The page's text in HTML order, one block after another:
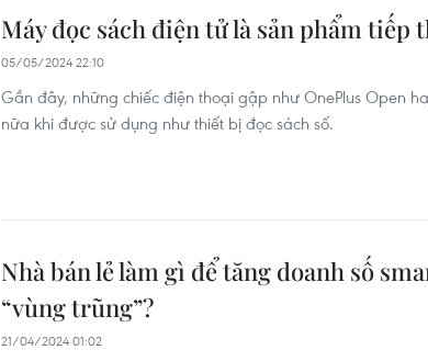
Máy đọc sách điện tử là sản phẩm tiếp
05/05/2024 22:10
Gần đây, những chiếc điện thoại gập như OnePlus Open
nữa khi được sử dụng như thiết bị đọc sách số.
Nhà bán lẻ làm gì để tăng doanh số
“vùng trũng”?
21/04/2024 01:02